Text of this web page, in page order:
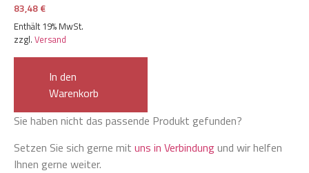
83,48€
Enthält 19% MwSt.
zzgl. Versand
In den
Warenkorb
Sie haben nicht das passende Produkt gefunden?
Setzen Sie sich gerne mit uns in Verbindungund wir helfen
Ihnen gerne weiter.